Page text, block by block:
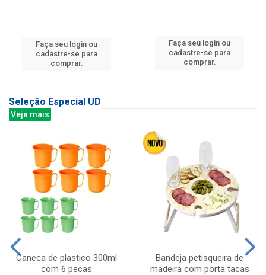
Faça seu login ou
cadastre-se para
comprar.
Faça seu login ou
cadastre-se para
comprar.
Seleção Especial UD
Veja mais
Caneca de plastico 300ml
com 6 pecas
Bandeja petisqueira de
madeira com porta tacas